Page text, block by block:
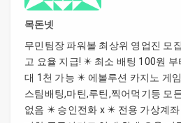
목돈넷
무민팀장 파워볼 최상위 영업진 모
고 요율 지급! ✴️ 최소 배팅 100원 부
대 1천 가능 ✴️ 에볼루션 카지노 게
스팀배팅,마틴,루틴,찍어먹기등 모
없음 ✴️ 승인전화 x ✴️ 전용 가상계